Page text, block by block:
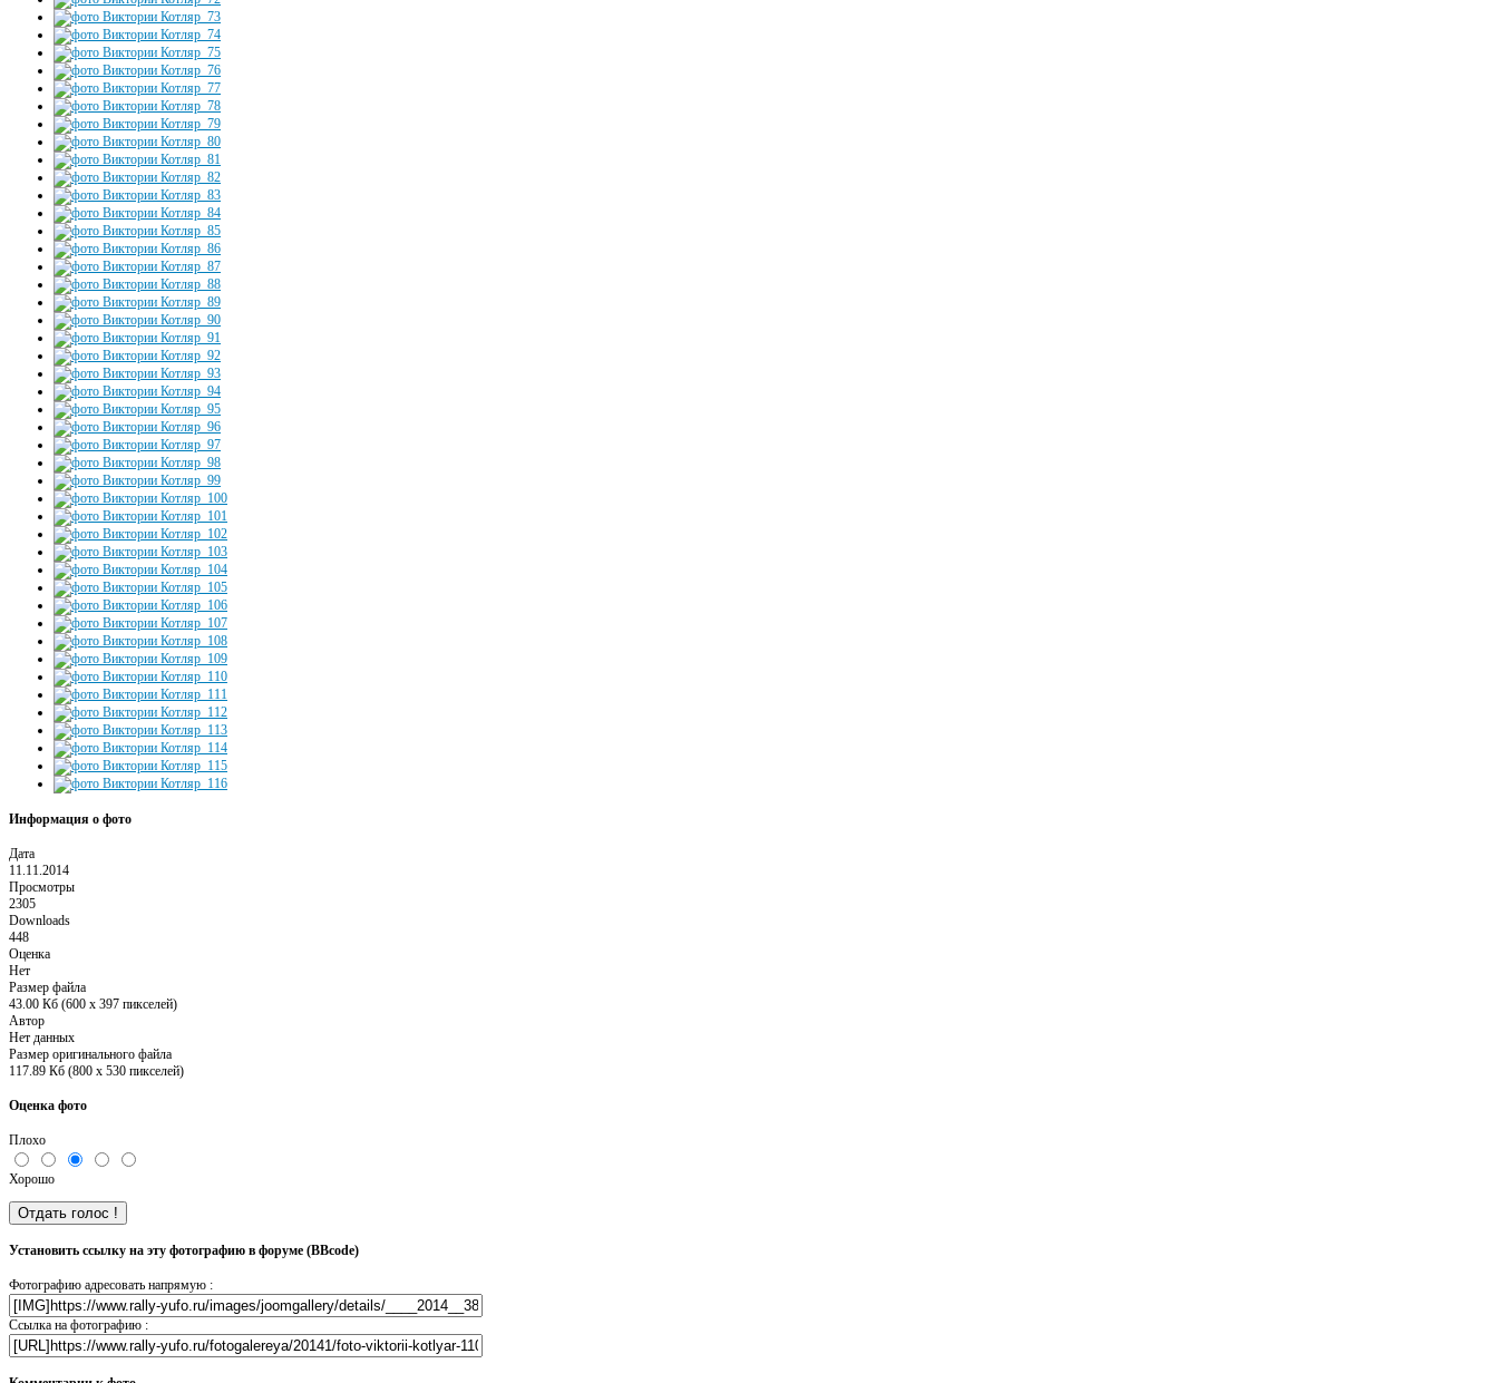
Информация о фото
Дата
11.11.2014
Просмотры
2305
Downloads
448
Оценка
Нет
Размер файла
43.00 Кб (600 x 397 пикселей)
Автор
Нет данных
Размер оригинального файла
117.89 Кб (800 x 530 пикселей)
Оценка фото
Плохо
Хорошо
Установить ссылку на эту фотографию в форуме (BBcode)
Фотографию адресовать напрямую :
Ссылка на фотографию :